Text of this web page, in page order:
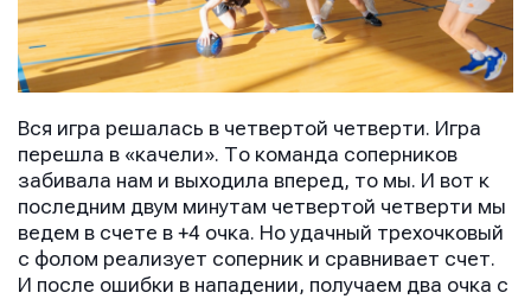
Вся игра решалась в четвертой четверти. Игра
перешла в «качели». То команда соперников
забивала нам и выходила вперед, то мы. И вот к
последним двум минутам четвертой четверти мы
ведем в счете в +4 очка. Но удачный трехочковый
с фолом реализует соперник и сравнивает счет.
И после ошибки в нападении, получаем два очка с